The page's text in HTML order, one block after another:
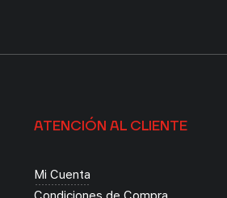
ATENCIÓN AL CLIENTE
Mi Cuenta